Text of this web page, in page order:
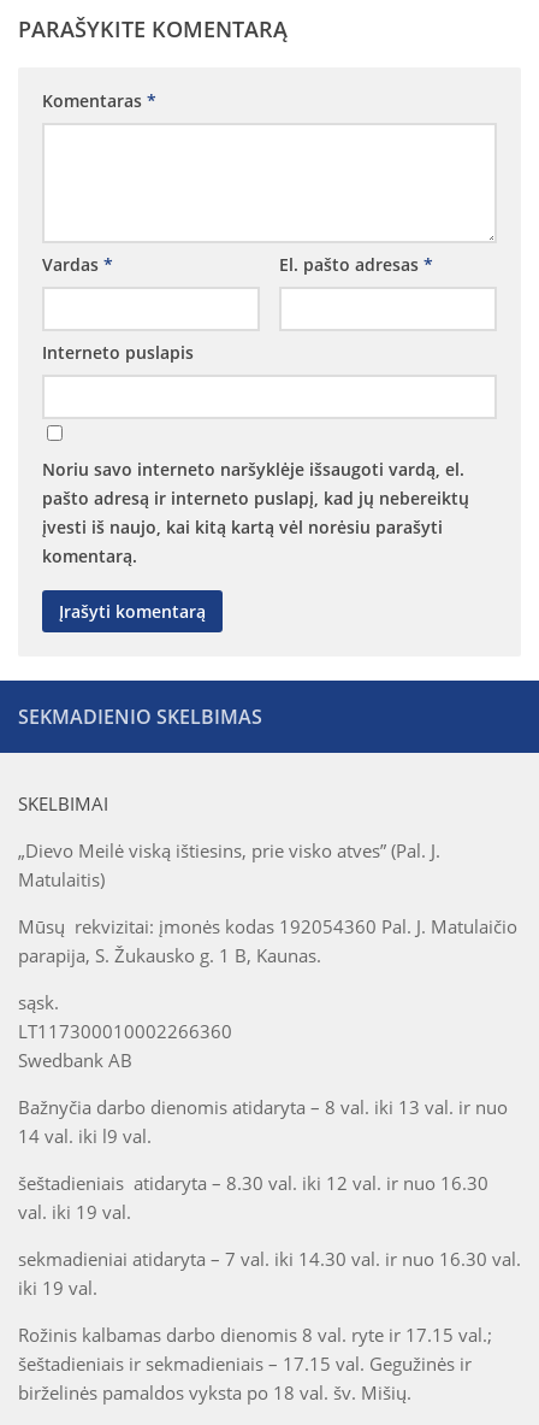
Šiluvos Švč. M. Marijos paveikslo viešnagė (2008 05 18–06 01)
Pasirengimo sakramentams užsiėmimų tvarkaraštis
Vaikų „Angeliukų“ klubas
Ateik ir pamatyk kursas suaugusiems
Kitos grupės ir bendrijos
Maldos grupė
Motinos maldoje
Skautai
PARAŠYKITE KOMENTARĄ
Komentaras *
Vardas * El. pašto adresas *
Interneto puslapis
Noriu savo interneto naršyklėje išsaugoti vardą, el.
pašto adresą ir interneto puslapį, kad jų nebereiktų
įvesti iš naujo, kai kitą kartą vėl norėsiu parašyti
komentarą.
SEKMADIENIO SKELBIMAS
SKELBIMAI
„Dievo Meilė viską ištiesins, prie visko atves” (Pal. J.
Matulaitis)
Mūsų rekvizitai: įmonės kodas 192054360 Pal. J. Matulaičio
parapija, S. Žukausko g. 1 B, Kaunas.
sąsk.
LT117300010002266360
Swedbank AB
Bažnyčia darbo dienomis atidaryta – 8 val. iki 13 val. ir nuo
14 val. iki l9 val.
šeštadieniais atidaryta – 8.30 val. iki 12 val. ir nuo 16.30
val. iki 19 val.
sekmadieniai atidaryta – 7 val. iki 14.30 val. ir nuo 16.30 val.
iki 19 val.
Rožinis kalbamas darbo dienomis 8 val. ryte ir 17.15 val.;
šeštadieniais ir sekmadieniais – 17.15 val. Gegužinės ir
birželinės pamaldos vyksta po 18 val. šv. Mišių.